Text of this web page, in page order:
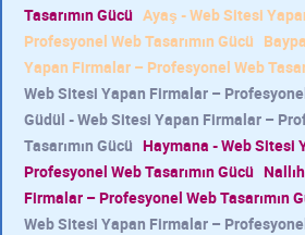
Tasarımın Gücü Ayaş - Web Sitesi
Profesyonel Web Tasarımın Gücü
Yapan Firmalar – Profesyonel Web
Web Sitesi Yapan Firmalar –
Güdül - Web Sitesi Yapan Firmalar –
Tasarımın Gücü Haymana - Web Sitesi
Profesyonel Web Tasarımın Gücü
Firmalar – Profesyonel Web Tasarımın
Web Sitesi Yapan Firmalar –